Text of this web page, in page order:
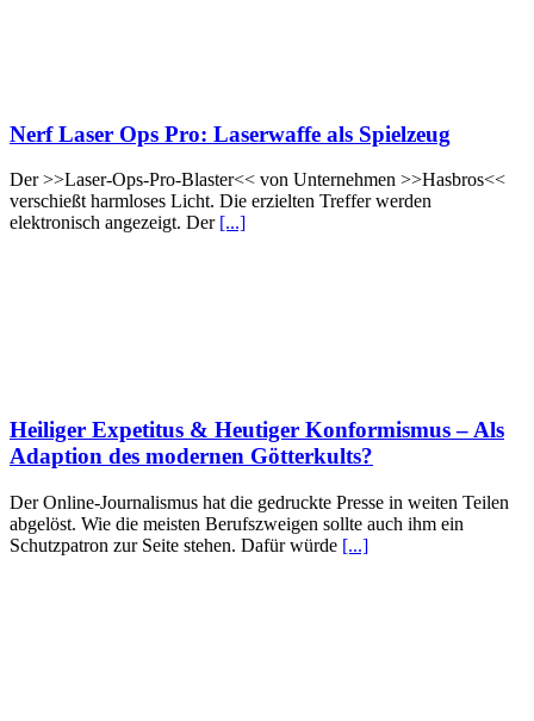
Nerf Laser Ops Pro: Laserwaffe als Spielzeug
Der >>Laser-Ops-Pro-Blaster<< von Unternehmen >>Hasbros<<
verschießt harmloses Licht. Die erzielten Treffer werden
elektronisch angezeigt. Der [...]
Heiliger Expetitus & Heutiger Konformismus – Als
Adaption des modernen Götterkults?
Der Online-Journalismus hat die gedruckte Presse in weiten Teilen
abgelöst. Wie die meisten Berufszweigen sollte auch ihm ein
Schutzpatron zur Seite stehen. Dafür würde [...]